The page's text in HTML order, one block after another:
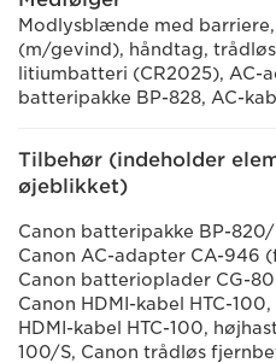
Modlysblænde med
(m/gevind), håndtag,
litiumbatteri (CR2025), AC-
batteripakke BP-828, AC-
Tilbehør (indeholder
øjeblikket)
Canon batteripakke BP-
Canon AC-adapter CA-
Canon batterioplader CG-
Canon HDMI-kabel HTC-
HDMI-kabel HTC-100,
100/S, Canon trådløs